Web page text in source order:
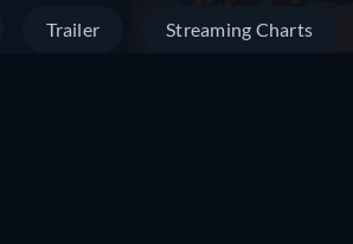
Trailer Streaming Charts